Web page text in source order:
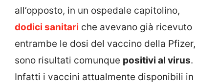
all’opposto, in un ospedale capitolino,
dodici sanitari che avevano già ricevuto
entrambe le dosi del vaccino della Pfizer,
sono risultati comunque positivi al virus.
Infatti i vaccini attualmente disponibili in